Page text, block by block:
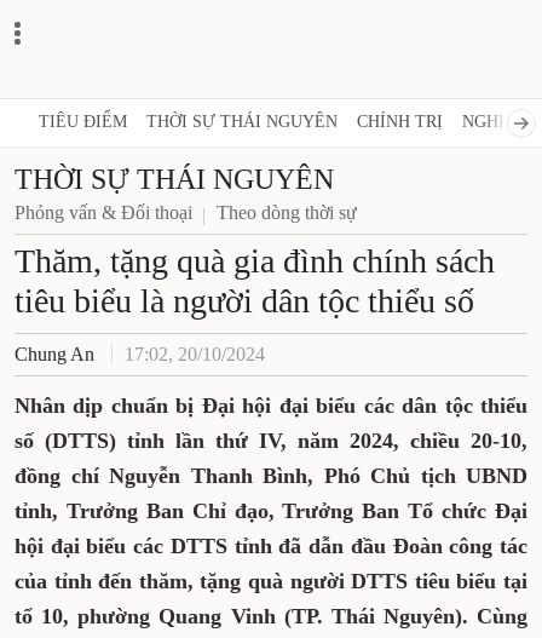
TIÊU ĐIỂM THỜI SỰ THÁI NGUYÊN CHÍNH TRỊ NGHỊ
THỜI SỰ THÁI NGUYÊN
Phỏng vấn & Đối thoại Theo dòng thời sự
Thăm, tặng quà gia đình chính sách
tiêu biểu là người dân tộc thiểu số
Chung An 17:02, 20/10/2024
Nhân dịp chuẩn bị Đại hội đại biểu các dân tộc thiểu
số (DTTS) tỉnh lần thứ IV, năm 2024, chiều 20-10,
đồng chí Nguyễn Thanh Bình, Phó Chủ tịch UBND
tỉnh, Trưởng Ban Chỉ đạo, Trưởng Ban Tổ chức Đại
hội đại biểu các DTTS tỉnh đã dẫn đầu Đoàn công tác
của tỉnh đến thăm, tặng quà người DTTS tiêu biểu tại
tổ 10, phường Quang Vinh (TP. Thái Nguyên). Cùng